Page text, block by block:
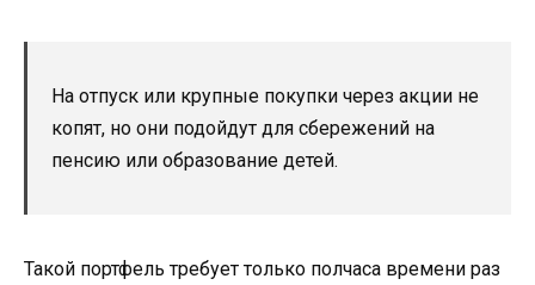
На отпуск или крупные покупки через акции не
копят, но они подойдут для сбережений на
пенсию или образование детей.
Такой портфель требует только полчаса времени раз